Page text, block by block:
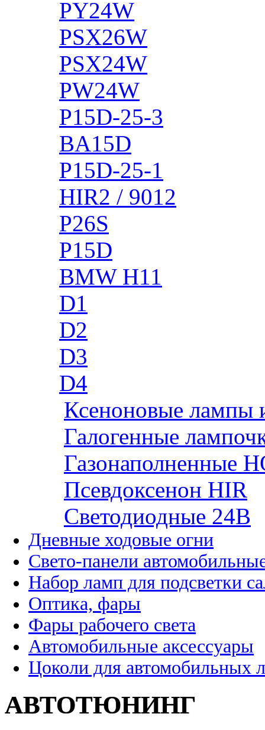
PY24W
PSX26W
PSX24W
PW24W
P15D-25-3
BA15D
P15D-25-1
HIR2 / 9012
P26S
P15D
BMW H11
D1
D2
D3
D4
Ксеноновые лампы
Галогенные
Газонаполненные
Псевдоксенон HIR
Cветодиодные 24B
Дневные ходовые огни
Свето-панели
Набор ламп для подсветки
Оптика, фары
Фары рабочего света
Автомобильные аксессуары
Цоколи для автомобильных
АВТОТЮНИНГ